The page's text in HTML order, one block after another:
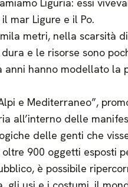
mar Ligure e il Po.
metri, nella scarsità
e le risorse sono
hanno modellato la
e Mediterraneo”,
all’interno delle
delle genti che
900 oggetti esposti
è possibile